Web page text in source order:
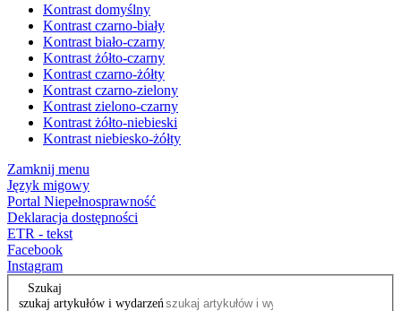
Kontrast domyślny
Kontrast czarno-biały
Kontrast biało-czarny
Kontrast żółto-czarny
Kontrast czarno-żółty
Kontrast czarno-zielony
Kontrast zielono-czarny
Kontrast żółto-niebieski
Kontrast niebiesko-żółty
Zamknij menu
Język migowy
Portal Niepełnosprawność
Deklaracja dostępności
ETR - tekst
Facebook
Instagram
Szukaj
szukaj artykułów i wydarzeń